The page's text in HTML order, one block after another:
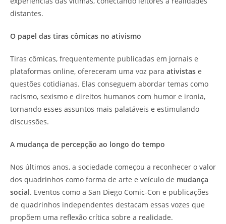
distantes.
O papel das tiras cômicas no ativismo
Tiras cômicas, frequentemente publicadas em jornais e
plataformas online, ofereceram uma voz para ativistas e
questões cotidianas. Elas conseguem abordar temas como
racismo, sexismo e direitos humanos com humor e ironia,
tornando esses assuntos mais palatáveis e estimulando
discussões.
A mudança de percepção ao longo do tempo
Nos últimos anos, a sociedade começou a reconhecer o valor
dos quadrinhos como forma de arte e veículo de mudança
social. Eventos como a San Diego Comic-Con e publicações
de quadrinhos independentes destacam essas vozes que
propõem uma reflexão crítica sobre a realidade.